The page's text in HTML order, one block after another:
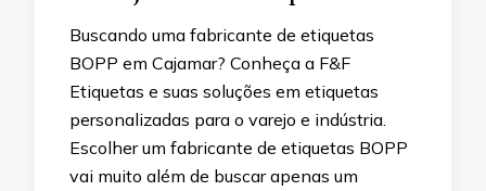
Buscando uma fabricante de etiquetas
BOPP em Cajamar? Conheça a F&F
Etiquetas e suas soluções em etiquetas
personalizadas para o varejo e indústria.
Escolher um fabricante de etiquetas BOPP
vai muito além de buscar apenas um